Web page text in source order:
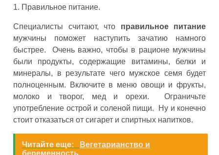
1. Правильное питание.
Специалисты считают, что правильное питание
мужчины поможет наступить зачатию намного
быстрее. Очень важно, чтобы в рационе мужчины
были продукты, содержащие витамины, белки и
минералы, в результате чего мужское семя будет
полноценным. Включите в меню овощи и фрукты,
молоко и творог, мед и орехи. Ограничьте
употребление острой и соленой пищи. Ну и конечно
стоит отказаться от сигарет и спиртных напитков.
Читайте еще:
Вегетарианство и